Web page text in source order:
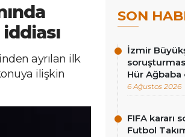
ayrılan ilk
ilişkin
SON
İzmir
Hür
6 Ağustos 2026
FIFA kararı
Futbol